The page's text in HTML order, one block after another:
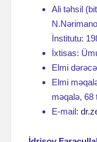
Ali təhsil
İnstitutu:
İxtisas:
Elmi
Elmi
məqalə, 68
E-mail: